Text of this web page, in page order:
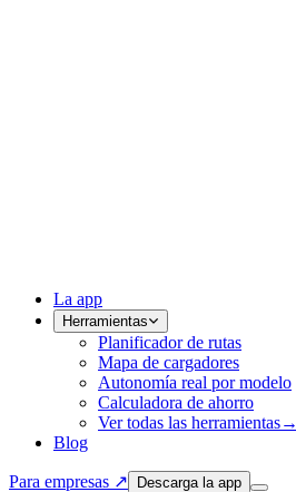
La app
Herramientas
Planificador de rutas
Mapa de cargadores
Autonomía real por modelo
Calculadora de ahorro
Ver todas las herramientas→
Blog
Para empresas ↗ Descarga la app